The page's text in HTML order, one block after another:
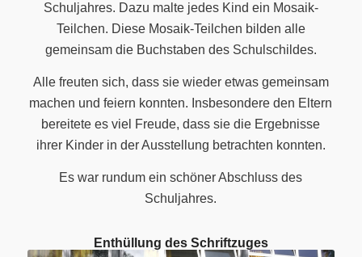
Schuljahres. Dazu malte jedes Kind ein Mosaik-
Teilchen. Diese Mosaik-Teilchen bilden alle
gemeinsam die Buchstaben des Schulschildes.
Alle freuten sich, dass sie wieder etwas gemeinsam
machen und feiern konnten. Insbesondere den Eltern
bereitete es viel Freude, dass sie die Ergebnisse
ihrer Kinder in der Ausstellung betrachten konnten.
Es war rundum ein schöner Abschluss des
Schuljahres.
Enthüllung des Schriftzuges